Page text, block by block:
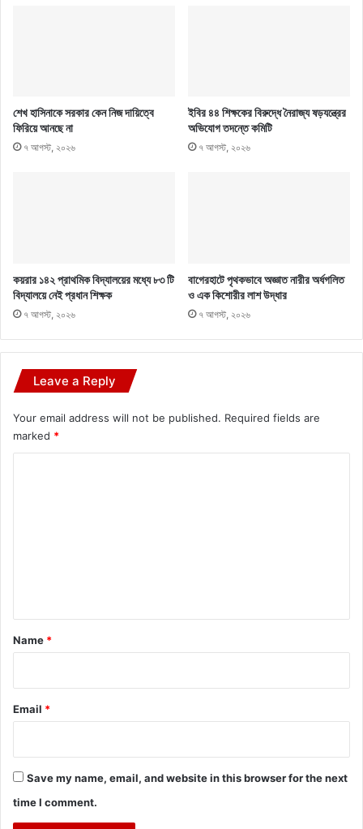
শেখ হাসিনাকে সরকার কেন নিজ দায়িত্বে
ফিরিয়ে আনছে না
৭ আগস্ট, ২০২৬
ইবির ৪৪ শিক্ষকের বিরুদ্ধে নৈরাজ্য ষড়যন্ত্রের
অভিযোগ তদন্তে কমিটি
৭ আগস্ট, ২০২৬
কয়রার ১৪২ প্রাথমিক বিদ্যালয়ের মধ্যে ৮৩ টি
বিদ্যালয়ে নেই প্রধান শিক্ষক
৭ আগস্ট, ২০২৬
বাগেরহাটে পৃথকভাবে অজ্ঞাত নারীর অর্ধগলিত
ও এক কিশোরীর লাশ উদ্ধার
৭ আগস্ট, ২০২৬
Leave a Reply
Your email address will not be published. Required fields are
marked *
*
Name *
Email *
Save my name, email, and website in this browser for the next
time I comment.